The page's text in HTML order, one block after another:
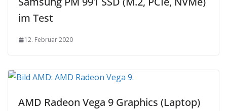
im Test
12. Februar 2020
AMD Radeon Vega 9 Graphics (Laptop)